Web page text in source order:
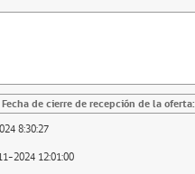
Fecha de cierre de recepción de la oferta:
8:30:27
2024 12:01:00